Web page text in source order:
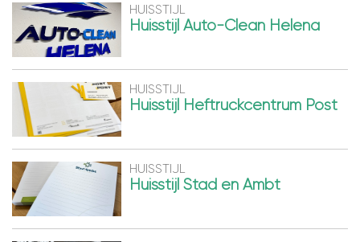
HUISSTIJL
Huisstijl Auto-Clean Helena
HUISSTIJL
Huisstijl Heftruckcentrum Post
HUISSTIJL
Huisstijl Stad en Ambt